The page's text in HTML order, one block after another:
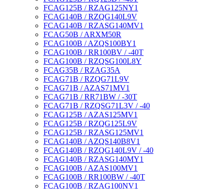
FCAG125B / RZAG125NY1
FCAG140B / RZQG140L9V
FCAG140B / RZASG140MV1
FCAG50B / ARXM50R
FCAG100B / AZQS100BY1
FCAG100B / RR100BV / -40T
FCAG100B / RZQSG100L8Y
FCAG35B / RZAG35A
FCAG71B / RZQG71L9V
FCAG71B / AZAS71MV1
FCAG71B / RR71BW / -30T
FCAG71B / RZQSG71L3V / -40
FCAG125B / AZAS125MV1
FCAG125B / RZQG125L9V
FCAG125B / RZASG125MV1
FCAG140B / AZQS140B8V1
FCAG140B / RZQG140L9V / -40
FCAG140B / RZASG140MY1
FCAG100B / AZAS100MV1
FCAG100B / RR100BW / -40T
FCAG100B / RZAG100NV1